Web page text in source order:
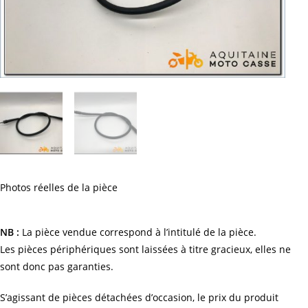
Photos réelles de la pièce
NB : La pièce vendue correspond à l’intitulé de la pièce.
Les pièces périphériques sont laissées à titre gracieux, elles ne
sont donc pas garanties.
S’agissant de pièces détachées d’occasion, le prix du produit